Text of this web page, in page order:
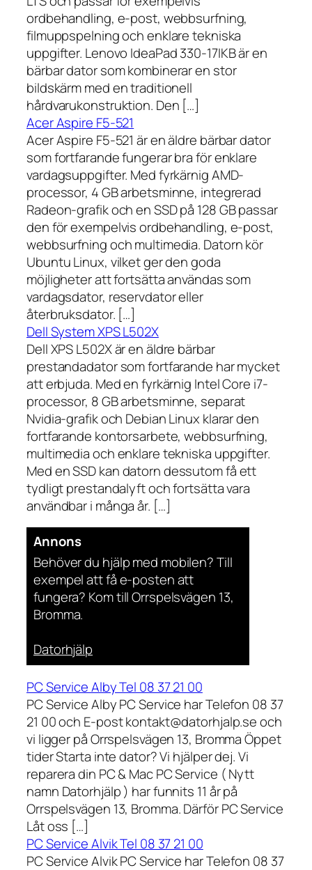
ordbehandling, e-post, webbsurfning,
filmuppspelning och enklare tekniska
uppgifter. Lenovo IdeaPad 330-17IKB är en
bärbar dator som kombinerar en stor
bildskärm med en traditionell
hårdvarukonstruktion. Den […]
Acer Aspire F5-521
Acer Aspire F5-521 är en äldre bärbar dator
som fortfarande fungerar bra för enklare
vardagsuppgifter. Med fyrkärnig AMD-
processor, 4 GB arbetsminne, integrerad
Radeon-grafik och en SSD på 128 GB passar
den för exempelvis ordbehandling, e-post,
webbsurfning och multimedia. Datorn kör
Ubuntu Linux, vilket ger den goda
möjligheter att fortsätta användas som
vardagsdator, reservdator eller
återbruksdator. […]
Dell System XPS L502X
Dell XPS L502X är en äldre bärbar
prestandadator som fortfarande har mycket
att erbjuda. Med en fyrkärnig Intel Core i7-
processor, 8 GB arbetsminne, separat
Nvidia-grafik och Debian Linux klarar den
fortfarande kontorsarbete, webbsurfning,
multimedia och enklare tekniska uppgifter.
Med en SSD kan datorn dessutom få ett
tydligt prestandalyft och fortsätta vara
användbar i många år. […]
Annons
Behöver du hjälp med mobilen? Till
exempel att få e-posten att
fungera? Kom till Orrspelsvägen 13,
Bromma.
Datorhjälp
PC Service Alby Tel 08 37 21 00
PC Service Alby PC Service har Telefon 08 37
21 00 och E-post kontakt@datorhjalp.se och
vi ligger på Orrspelsvägen 13, Bromma Öppet
tider Starta inte dator? Vi hjälper dej. Vi
reparera din PC & Mac PC Service ( Nytt
namn Datorhjälp ) har funnits 11 år på
Orrspelsvägen 13, Bromma. Därför PC Service
Låt oss […]
PC Service Alvik Tel 08 37 21 00
PC Service Alvik PC Service har Telefon 08 37